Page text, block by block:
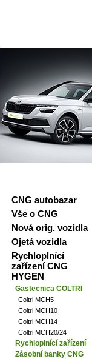
CNG autobazar
Vše o CNG
Nová orig. vozidla
Ojetá vozidla
Rychloplnící
zařízení CNG
HYGEN
Gastecnica COLTRI
Coltri MCH5
Coltri MCH10
Coltri MCH14
Coltri MCH20/24
Rychloplnící zařízení
Zásobní banky CNG